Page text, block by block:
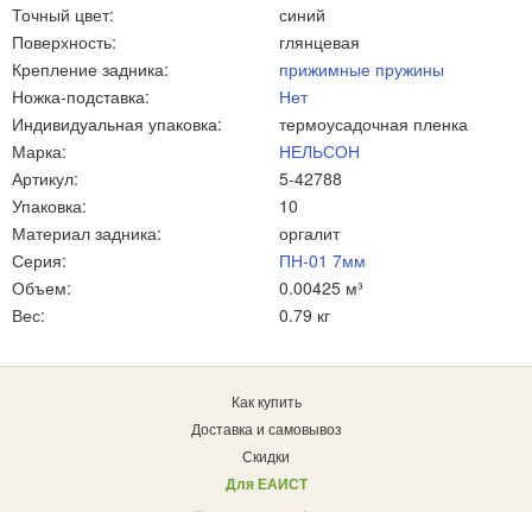
Точный цвет:
синий
Поверхность:
глянцевая
Крепление задника:
прижимные пружины
Ножка-подставка:
Нет
Индивидуальная упаковка:
термоусадочная пленка
Марка:
НЕЛЬСОН
Артикул:
5-42788
Упаковка:
10
Материал задника:
оргалит
Серия:
ПН-01 7мм
Объем:
0.00425 м³
Вес:
0.79 кг
Как купить
Доставка и самовывоз
Скидки
Для ЕАИСТ